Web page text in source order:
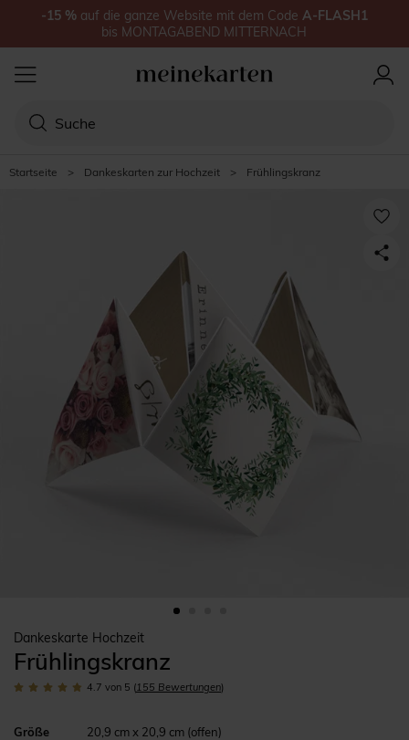
Startseite > Dankeskarten zur Hochzeit > Frühlingskranz
Dankeskarte Hochzeit
Frühlingskranz
4.7 von 5 (155 Bewertungen)
Größe 20,9 cm x 20,9 cm (offen)
-15 % auf die ganze Website mit dem Code A-FLASH1
bis MONTAGABEND MITTERNACH